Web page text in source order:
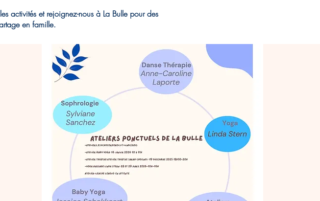
activités et rejoignez-nous à La Bulle pour des
en famille.